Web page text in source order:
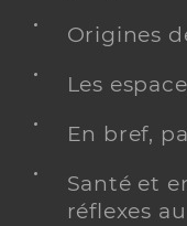
Origines
Les
En bref,
Santé et
réflexes